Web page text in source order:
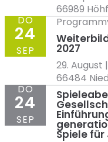
66989
2027
29. August
66484
DO
24
SEP
Spiele
DO
24
SEP